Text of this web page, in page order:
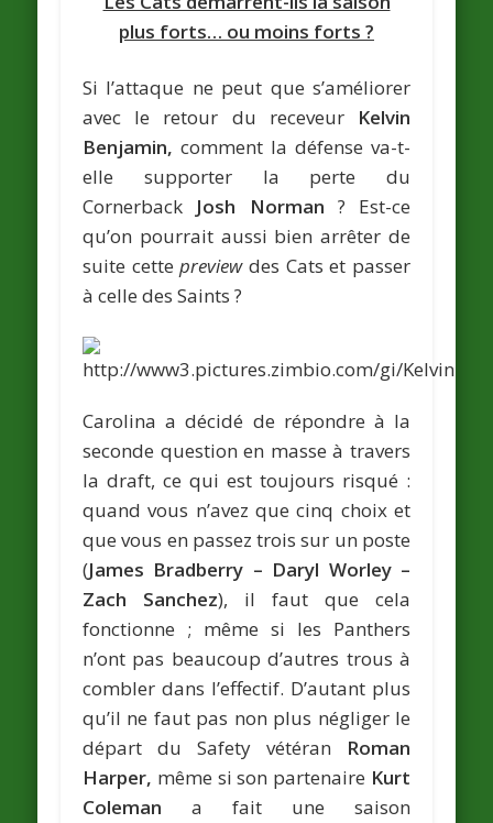
plus forts… ou moins forts ?
Si l’attaque ne peut que s’améliorer
avec le retour du receveur Kelvin
Benjamin, comment la défense va-t-
elle supporter la perte du
Cornerback Josh Norman ? Est-ce
qu’on pourrait aussi bien arrêter de
suite cettepreviewdes Cats et passer
à celle des Saints ?
Carolina a décidé de répondre à la
seconde question en masse à travers
la draft, ce qui est toujours risqué :
quand vous n’avez que cinq choix et
que vous en passez trois sur un poste
(James Bradberry – Daryl Worley –
Zach Sanchez), il faut que cela
fonctionne ; même si les Panthers
n’ont pas beaucoup d’autres trous à
combler dans l’effectif. D’autant plus
qu’il ne faut pas non plus négliger le
départ du Safety vétéran Roman
Harper, même si son partenaire Kurt
Coleman a fait une saison